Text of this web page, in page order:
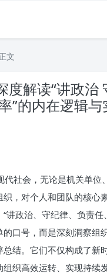
文
度解读“讲政治
”的内在逻辑与
代社会，无论是机关单位
，对个人和团队的核心
讲政治、守纪律、负责任
口号，而是深刻洞察组
结。它们不仅构成了新
织高效运转、实现持续